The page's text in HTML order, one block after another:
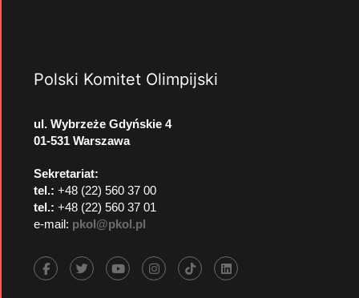
Polski Komitet Olimpijski
ul. Wybrzeże Gdyńskie 4
01-531 Warszawa
Sekretariat:
tel.: +48 (22) 560 37 00
tel.: +48 (22) 560 37 01
e-mail: pkol@pkol.pl